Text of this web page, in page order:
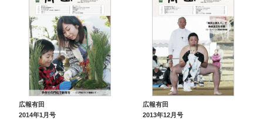
広報有田
2014年1月号
広報有田
2013年12月号